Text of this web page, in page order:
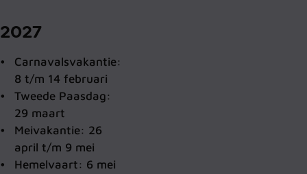
2027
Carnavalsvakantie:
8 t/m 14 februari
Tweede Paasdag:
29 maart
Meivakantie: 26
april t/m 9 mei
Hemelvaart: 6 mei